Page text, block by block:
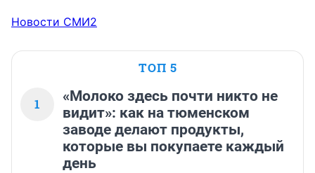
Новости СМИ2
ТОП 5
1
«Молоко здесь почти никто не
видит»: как на тюменском
заводе делают продукты,
которые вы покупаете каждый
день